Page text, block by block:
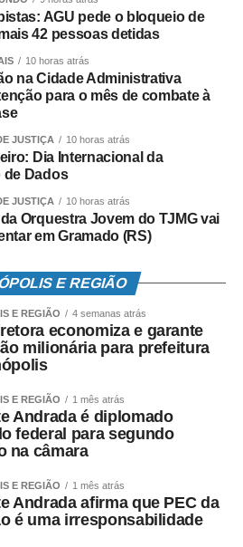
está disponível nas
o tratamento, que dura
mesmo os pacientes da forma
do total de doentes já não mais
com quem convivem. Os
pacientes com hanseníase têm
a doença, portanto, também
e orientados.
de gestores e analistas
AGU pede o bloqueio de
42 pessoas detidas
10 horas atrás
na Cidade Administrativa
para o mês de combate à
JUSTIÇA 10 horas atrás
Dia Internacional da
de Dados
JUSTIÇA 10 horas atrás
Orquestra Jovem do TJMG vai
em Gramado (RS)
E REGIÃO
E REGIÃO 4 semanas atrás
economiza e garante
milionária para prefeitura
E REGIÃO 1 mês atrás
Andrada é diplomado
federal para segundo
na câmara
E REGIÃO 1 mês atrás
Andrada afirma que PEC da
é uma irresponsabilidade